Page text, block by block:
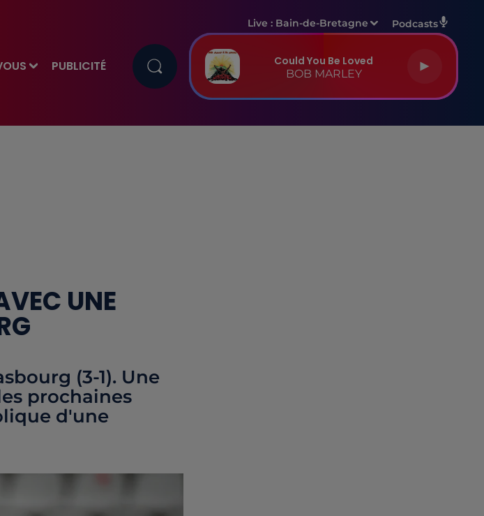
PUBLICITÉ
Live : Bain-de-Bretagne Podcasts
Could You Be Loved
BOB MARLEY
UNE
(3-1). Une
prochaines
d'une